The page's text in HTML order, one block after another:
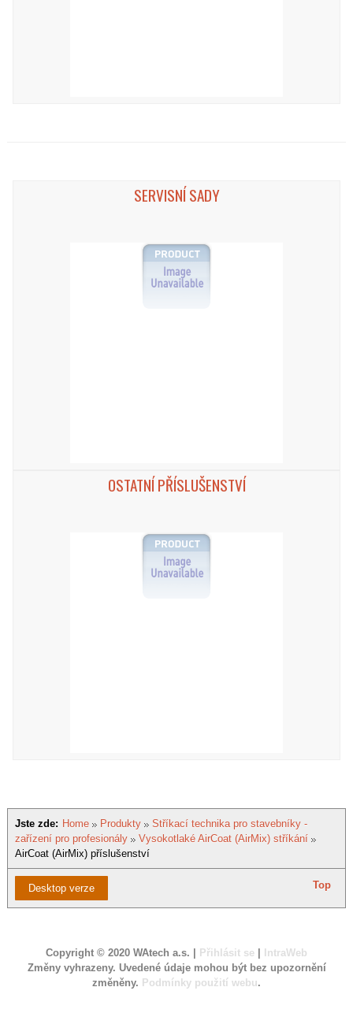
SERVISNÍ SADY
OSTATNÍ PŘÍSLUŠENSTVÍ
Jste zde: Home Produkty
Stříkací technika pro stavebníky -
zařízení pro profesionály
Vysokotlaké AirCoat (AirMix) stříkání
AirCoat (AirMix) příslušenství
Desktop verze Top
Copyright © 2020 WAtech a.s. | Přihlásit se
IntraWeb
Změny vyhrazeny. Uvedené údaje mohou být bez upozornění
změněny. Podmínky použití webu.